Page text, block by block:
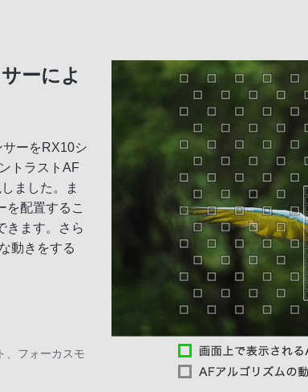
ーによ
ーをRX10シ
トラストAF
ました。ま
を配置するこ
きます。さら
動きをする
、フォーカスモ